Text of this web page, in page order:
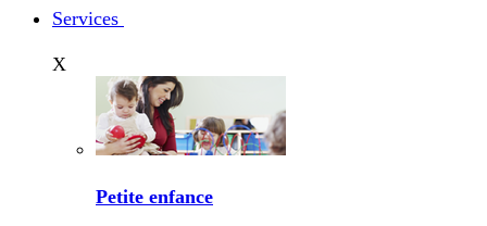
Services
X
Petite enfance